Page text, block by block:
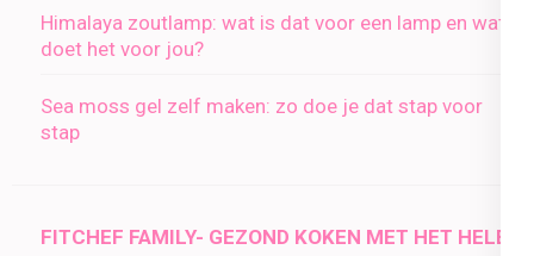
Himalaya zoutlamp: wat is dat voor een lamp en wat
doet het voor jou?
Sea moss gel zelf maken: zo doe je dat stap voor
stap
FITCHEF FAMILY- GEZOND KOKEN MET HET HELE